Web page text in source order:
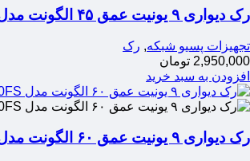
رک دیواری ۹ یونیت عمق ۴۵ الگونت مدل LRE-09-45FS
تجهیزات پسیو شبکه, رک
2,950,000 تومان
افزودن به سبد خرید
رک دیواری ۹ یونیت عمق ۶۰ الگونت مدل LRE-09-60FS